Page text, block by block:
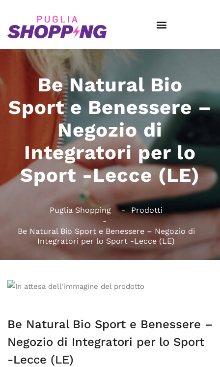
Be Natural Bio
Sport e Benessere –
Negozio di
Integratori per lo
Sport -Lecce (LE)
Puglia Shopping Prodotti
Be Natural Bio Sport e Benessere – Negozio di
Integratori per lo Sport -Lecce (LE)
Be Natural Bio Sport e Benessere –
Negozio di Integratori per lo Sport
-Lecce (LE)